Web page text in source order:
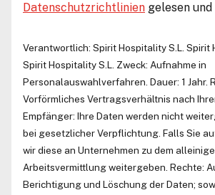
Datenschutzrichtlinien gelesen
Verantwortlich: Spirit Hospitality S.L.
Spirit
Spirit Hospitality S.L.
Zweck: Aufnahme in
Personalauswahlverfahren. Dauer: 1 Jahr.
Vorförmliches Vertragsverhältnis nach
Empfänger: Ihre Daten werden nicht
bei gesetzlicher Verpflichtung. Falls Sie
wir diese an Unternehmen zu dem
Arbeitsvermittlung weitergeben. Rechte:
Berichtigung und Löschung der Daten;